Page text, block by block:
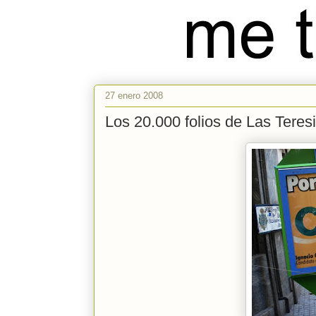
27 enero 2008
Los 20.000 folios de Las